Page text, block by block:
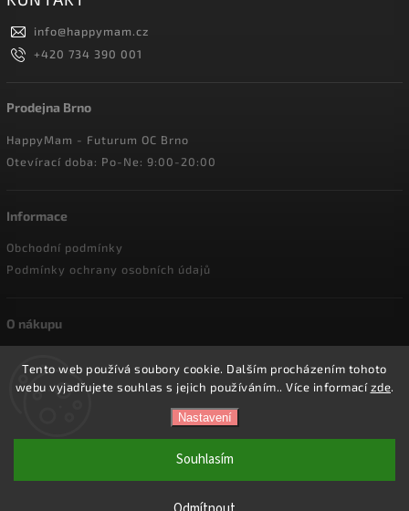
Tento web používá soubory cookie. Dalším procházením tohoto
webu vyjadřujete souhlas s jejich používáním.. Více informacízde.
Nastavení
Souhlasím
info@happymam.cz
+420 734 390 001
Prodejna Brno
HappyMam - Futurum OC Brno
Otevírací doba: Po-Ne: 9:00-20:00
Informace
Obchodní podmínky
Podmínky ochrany osobních údajů
O nákupu
Reklamace a vrácení zboží